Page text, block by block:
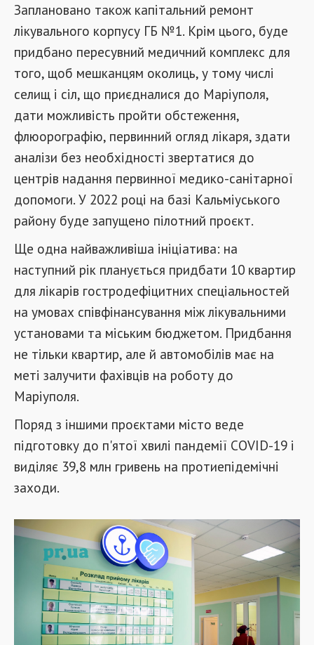
Заплановано також капітальний ремонт
лікувального корпусу ГБ №1. Крім цього, буде
придбано пересувний медичний комплекс для
того, щоб мешканцям околиць, у тому числі
селищ і сіл, що приєдналися до Маріуполя,
дати можливість пройти обстеження,
флюорографію, первинний огляд лікаря, здати
аналізи без необхідності звертатися до
центрів надання первинної медико-санітарної
допомоги. У 2022 році на базі Кальміуського
району буде запущено пілотний проєкт.
Ще одна найважливіша ініціатива: на
наступний рік планується придбати 10 квартир
для лікарів гостродефіцитних спеціальностей
на умовах співфінансування між лікувальними
установами та міським бюджетом. Придбання
не тільки квартир, але й автомобілів має на
меті залучити фахівців на роботу до
Маріуполя.
Поряд з іншими проєктами місто веде
підготовку до п'ятої хвилі пандемії CОVID-19 і
виділяє 39,8 млн гривень на протиепідемічні
заходи.